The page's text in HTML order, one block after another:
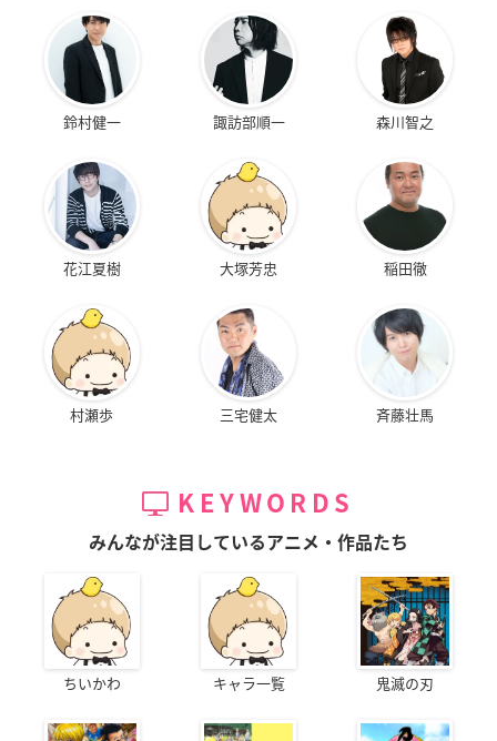
鈴村健一 諏訪部順一 森川智之
花江夏樹 大塚芳忠 稲田徹
村瀬歩 三宅健太 斉藤壮馬
KEYWORDS
みんなが注目しているアニメ・作品たち
ちいかわ キャラ一覧 鬼滅の刃